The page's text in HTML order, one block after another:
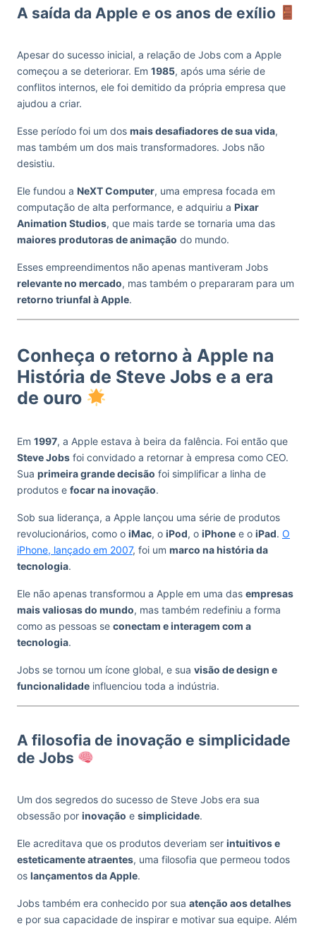
A saída da Apple e os anos de exílio
Apesar do sucesso inicial, a relação de Jobs com a Apple
começou a se deteriorar. Em 1985, após uma série de
conflitos internos, ele foi demitido da própria empresa que
ajudou a criar.
Esse período foi um dos mais desafiadores de sua vida,
mas também um dos mais transformadores. Jobs não
desistiu.
Ele fundou a NeXT Computer, uma empresa focada em
computação de alta performance, e adquiriu a Pixar
Animation Studios, que mais tarde se tornaria uma das
maiores produtoras de animação do mundo.
Esses empreendimentos não apenas mantiveram Jobs
relevante no mercado, mas também o prepararam para um
retorno triunfal à Apple.
Conheça o retorno à Apple na
História de Steve Jobs e a era
de ouro
Em 1997, a Apple estava à beira da falência. Foi então que
Steve Jobs foi convidado a retornar à empresa como CEO.
Sua primeira grande decisão foi simplificar a linha de
produtos e focar na inovação.
Sob sua liderança, a Apple lançou uma série de produtos
revolucionários, como o iMac, o iPod, o iPhone e o iPad. O
iPhone, lançado em 2007, foi um marco na história da
tecnologia.
Ele não apenas transformou a Apple em uma das empresas
mais valiosas do mundo, mas também redefiniu a forma
como as pessoas se conectam e interagem com a
tecnologia.
Jobs se tornou um ícone global, e sua visão de design e
funcionalidade influenciou toda a indústria.
A filosofia de inovação e simplicidade
de Jobs
Um dos segredos do sucesso de Steve Jobs era sua
obsessão por inovação e simplicidade.
Ele acreditava que os produtos deveriam ser intuitivos e
esteticamente atraentes, uma filosofia que permeou todos
os lançamentos da Apple.
Jobs também era conhecido por sua atenção aos detalhes
e por sua capacidade de inspirar e motivar sua equipe. Além